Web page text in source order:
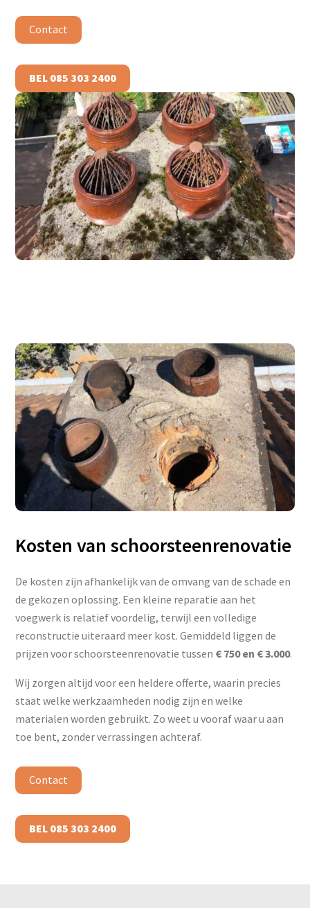
Contact
BEL 085 303 2400
Kosten van schoorsteenrenovatie
De kosten zijn afhankelijk van de omvang van de schade en
de gekozen oplossing. Een kleine reparatie aan het
voegwerk is relatief voordelig, terwijl een volledige
reconstructie uiteraard meer kost. Gemiddeld liggen de
prijzen voor schoorsteenrenovatie tussen € 750 en € 3.000.
Wij zorgen altijd voor een heldere offerte, waarin precies
staat welke werkzaamheden nodig zijn en welke
materialen worden gebruikt. Zo weet u vooraf waar u aan
toe bent, zonder verrassingen achteraf.
Contact
BEL 085 303 2400